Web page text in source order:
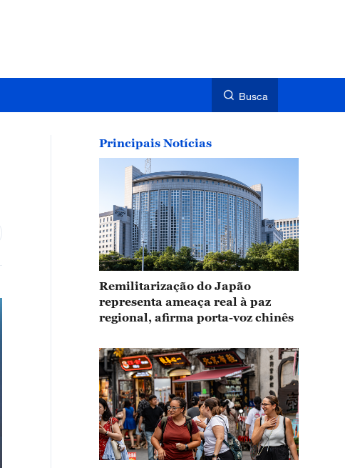
Busca
Principais Notícias
Remilitarização do Japão
representa ameaça real à paz
regional, afirma porta-voz chinês